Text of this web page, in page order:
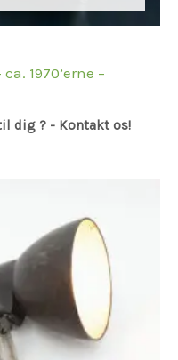
1970’erne –
dig ? - Kontakt os!